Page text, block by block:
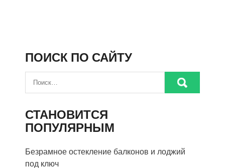
ПОИСК ПО САЙТУ
СТАНОВИТСЯ
ПОПУЛЯРНЫМ
Безрамное остекление балконов и лоджий
под ключ